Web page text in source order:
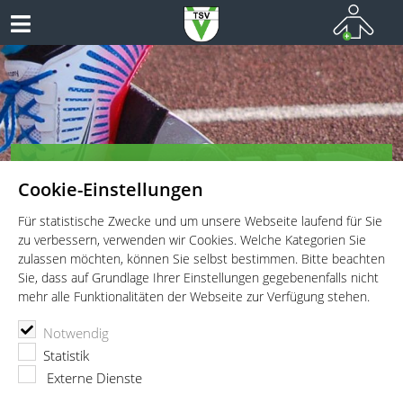
Cookie-Einstellungen
Für statistische Zwecke und um unsere Webseite laufend für Sie
zu verbessern, verwenden wir Cookies. Welche Kategorien Sie
zulassen möchten, können Sie selbst bestimmen. Bitte beachten
Sie, dass auf Grundlage Ihrer Einstellungen gegebenenfalls nicht
mehr alle Funktionalitäten der Webseite zur Verfügung stehen.
Notwendig
Statistik
Externe Dienste
Leichtathletik für Wettkämpfer, Leistungssportler und
Freitzeitathleten
TSV Vaterstetten e.V.
38. Kirchheimer Mehrkampfmeisterschaften
38. Kirchheimer